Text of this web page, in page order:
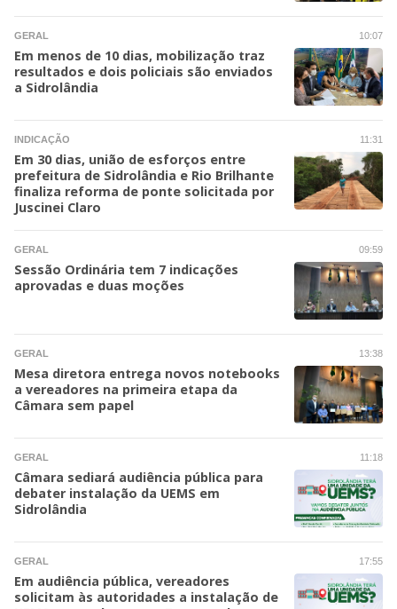
10:07
GERAL
Em menos de 10 dias, mobilização traz
resultados e dois policiais são enviados
a Sidrolândia
11:31
INDICAÇÃO
Em 30 dias, união de esforços entre
prefeitura de Sidrolândia e Rio Brilhante
finaliza reforma de ponte solicitada por
Juscinei Claro
09:59
GERAL
Sessão Ordinária tem 7 indicações
aprovadas e duas moções
13:38
GERAL
Mesa diretora entrega novos notebooks
a vereadores na primeira etapa da
Câmara sem papel
11:18
GERAL
Câmara sediará audiência pública para
debater instalação da UEMS em
Sidrolândia
17:55
GERAL
Em audiência pública, vereadores
solicitam às autoridades a instalação de